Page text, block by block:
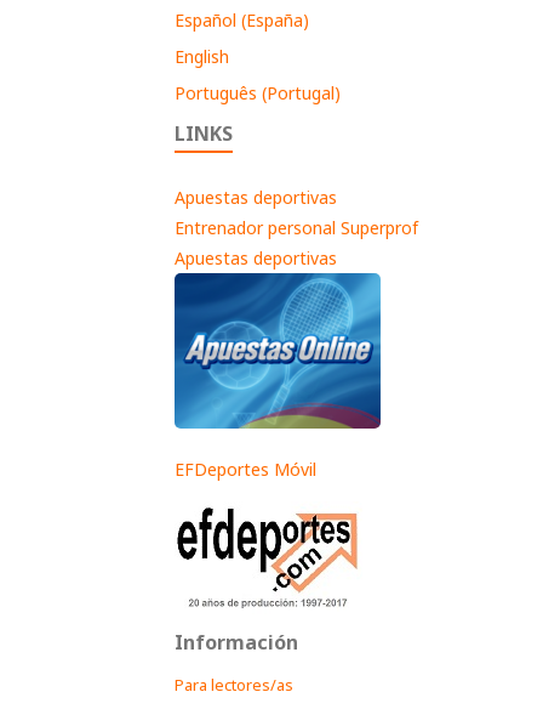
Español (España)
English
Português (Portugal)
LINKS
Apuestas deportivas
Entrenador personal Superprof
Apuestas deportivas
EFDeportes Móvil
Información
Para lectores/as